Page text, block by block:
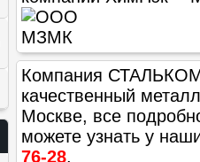
Компания СТАЛЬКОМ
качественный
Москве, все
можете узнать у
76-28.